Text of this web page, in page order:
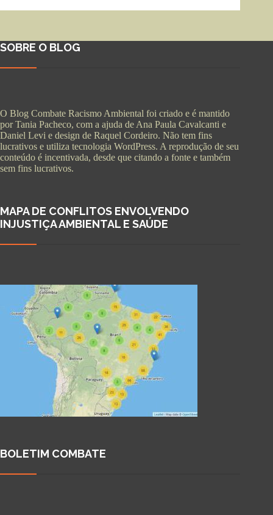
SOBRE O BLOG
O Blog Combate Racismo Ambiental foi criado e é mantido
por Tania Pacheco, com a ajuda de Ana Paula Cavalcanti e
Daniel Levi e design de Raquel Cordeiro. Não tem fins
lucrativos e utiliza tecnologia WordPress. A reprodução de seu
conteúdo é incentivada, desde que citando a fonte e também
sem fins lucrativos.
MAPA DE CONFLITOS ENVOLVENDO
INJUSTIÇA AMBIENTAL E SAÚDE
BOLETIM COMBATE